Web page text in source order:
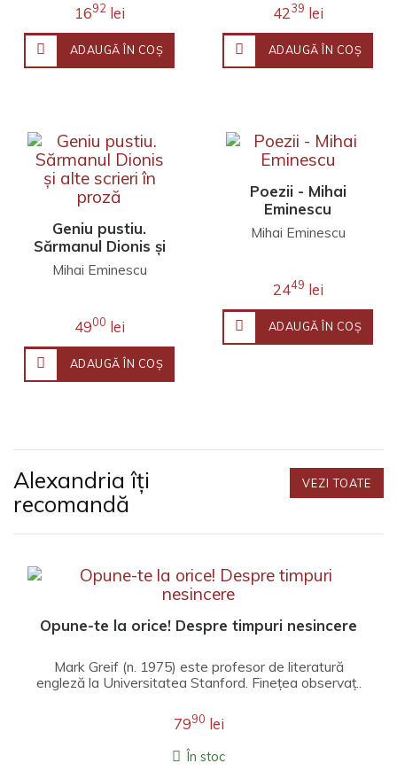
1692lei
ADAUGĂ ÎN COŞ
4239 lei
ADAUGĂ ÎN COŞ
Geniu pustiu.
Sărmanul Dionis și
alte scrieri în
proză
Mihai Eminescu
4900 lei
ADAUGĂ ÎN COŞ
Poezii - Mihai
Eminescu
Mihai Eminescu
2449 lei
ADAUGĂ ÎN COŞ
Alexandria îți
recomandă
VEZI TOATE
Opune-te la orice! Despre timpuri nesincere
Mark Greif (n. 1975) este profesor de literatură
engleză la Universitatea Stanford. Fineţea observaţ..
7990 lei
În stoc